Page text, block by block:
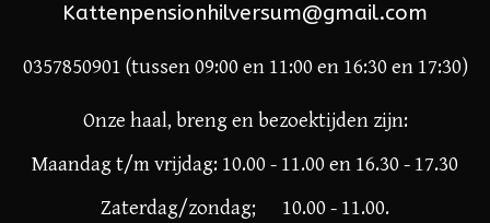
Kattenpensionhilversum@gmail.com
0357850901 (tussen 09:00 en 11:00 en 16:30 en 17:30)
Onze haal, breng en bezoektijden zijn:
Maandag t/m vrijdag: 10.00 - 11.00 en 16.30 - 17.30
Zaterdag/zondag; 10.00 - 11.00.